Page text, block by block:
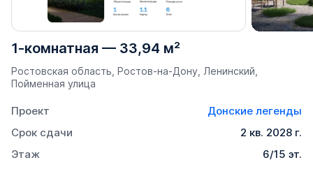
1-комнатная — 33,94 м²
Ростовская область, Ростов-на-Дону, Ленинский,
Пойменная улица
Проект
Донские легенды
Срок сдачи
2 кв. 2028 г.
Этаж
6/15 эт.